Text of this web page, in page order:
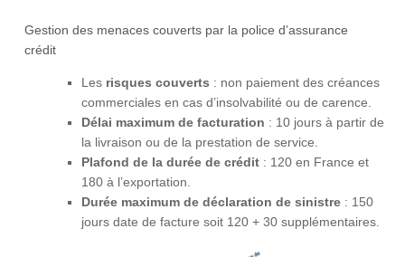
Gestion des menaces couverts par la police d’assurance
crédit
Les risques couverts : non paiement des créances
commerciales en cas d’insolvabilité ou de carence.
Délai maximum de facturation : 10 jours à partir de
la livraison ou de la prestation de service.
Plafond de la durée de crédit : 120 en France et
180 à l’exportation.
Durée maximum de déclaration de sinistre : 150
jours date de facture soit 120 + 30 supplémentaires.